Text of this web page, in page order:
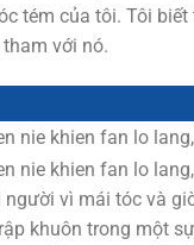
tém của tôi. Tôi
với nó.
vì mái tóc và
khuôn trong một